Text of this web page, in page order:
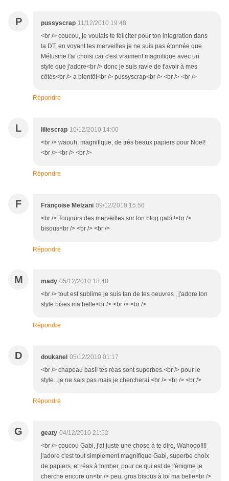
P pussyscrap 11/12/2010 19:48
<br /> coucou, je voulais te féliciter pour ton integration dans
la DT, en voyant tes merveilles je ne suis pas étonnée que
Mélusine t'ai choisi car c'est vraiment magnifique avec un
style que j'adore<br /> donc je suis ravie de t'avoir à mes
côtés<br /> a bientôt<br /> pussyscrap<br /> <br /> <br />
Répondre
L liliescrap 10/12/2010 14:00
<br /> waouh, magnifique, de très beaux papiers pour Noel!
<br /> <br /> <br />
Répondre
F Françoise Melzani 09/12/2010 15:56
<br /> Toujours des merveilles sur ton blog gabi !<br />
bisous<br /> <br /> <br />
Répondre
M mady 05/12/2010 18:48
<br /> tout est sublime je suis fan de tes oeuvres , j'adore ton
style bises ma belle<br /> <br /> <br />
Répondre
D doukanel 05/12/2010 01:17
<br /> chapeau bas!! tes réas sont superbes.<br /> pour le
style...je ne sais pas mais je chercherai.<br /> <br /> <br />
Répondre
G geaty 04/12/2010 21:52
<br /> coucou Gabi, j'ai juste une chose à te dire, Wahooo!!!!
j'adore c'est tout simplement magnifique Gabi, superbe choix
de papiers, et réas à tomber, pour ce qui est de l'énigme je
cherche encore un<br /> peu, gros bisous à toi ma belle<br />